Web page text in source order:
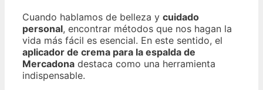
Cuando hablamos de belleza y cuidado
personal, encontrar métodos que nos hagan la
vida más fácil es esencial. En este sentido, el
aplicador de crema para la espalda de
Mercadona destaca como una herramienta
indispensable.